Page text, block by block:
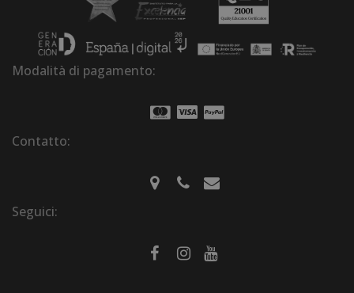
Modalità di pagamento:
Contatto:
Seguici: